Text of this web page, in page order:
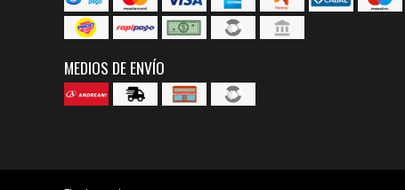
MEDIOS DE ENVÍO